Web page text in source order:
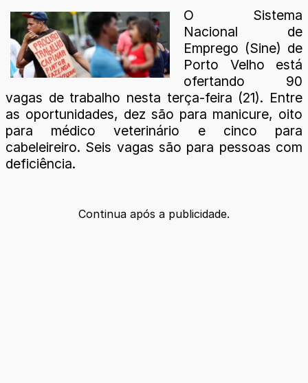
O Sistema
Nacional de
Emprego (Sine) de
Porto Velho está
ofertando 90
vagas de trabalho nesta terça-feira (21). Entre
as oportunidades, dez são para manicure, oito
para médico veterinário e cinco para
cabeleireiro. Seis vagas são para pessoas com
deficiência.
Continua após a publicidade.